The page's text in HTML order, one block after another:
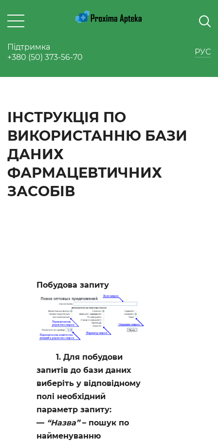
РУС
Підтримка
+380 (50) 373-56-70
ІНСТРУКЦІЯ ПО
ВИКОРИСТАННЮ БАЗИ
ДАНИХ
ФАРМАЦЕВТИЧНИХ
ЗАСОБІВ
Побудова запиту
1. Для побудови
запитів до бази даних
виберіть у відповідному
полі необхідний
параметр запиту:
“Назва”– пошук по
найменуванню